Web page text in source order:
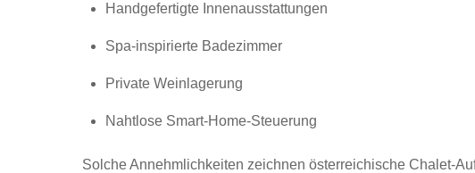
Handgefertigte Innenausstattungen
Spa-inspirierte Badezimmer
Private Weinlagerung
Nahtlose Smart-Home-Steuerung
Solche Annehmlichkeiten zeichnen österreichische Chalet-